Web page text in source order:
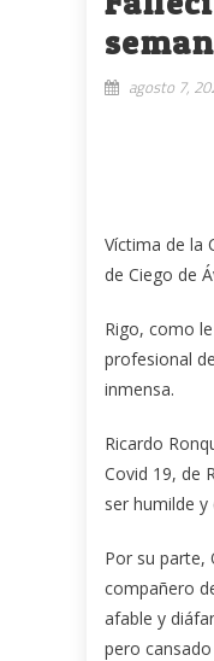
agosto 7,
Víctima de la
de Ciego de
Rigo, como
profesional
inmensa.
Ricardo
Covid 19, de
ser humilde
Por su parte,
compañero
afable y
pero